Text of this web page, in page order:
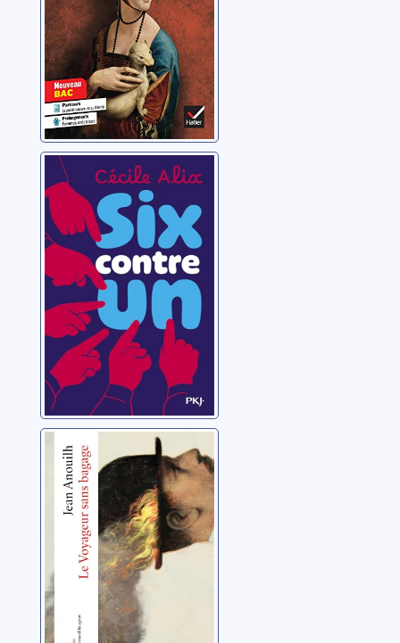
Six contre un
Alix, Cécile
Voyageur sans
bagage
Anouilh, Jean